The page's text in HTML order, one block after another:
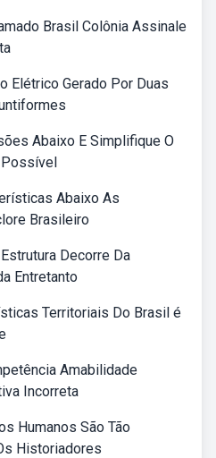
Brasil Colônia Assinale
Elétrico Gerado Por Duas
Abaixo E Simplifique O
Possível
Abaixo As
Brasileiro
Decorre Da
Entretanto
Territoriais Do Brasil é
Amabilidade
Incorreta
Humanos São Tão
Historiadores